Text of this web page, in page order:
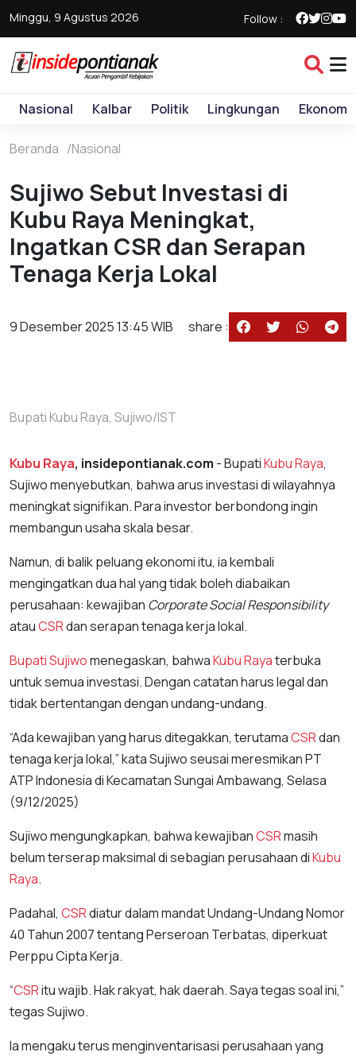
Minggu, 9 Agustus 2026 Follow :
Nasional Kalbar Politik Lingkungan Ekonomi
Beranda Nasional
Sujiwo Sebut Investasi di
Kubu Raya Meningkat,
Ingatkan CSR dan Serapan
Tenaga Kerja Lokal
9 Desember 2025 13:45 WIB share :
Bupati Kubu Raya, Sujiwo/IST
Kubu Raya, insidepontianak.com - BupatiKubu Raya,
Sujiwo menyebutkan, bahwa arus investasi di wilayahnya
meningkat signifikan. Para investor berbondong ingin
membangun usaha skala besar.
Namun, di balik peluang ekonomi itu, ia kembali
mengingatkan dua hal yang tidak boleh diabaikan
perusahaan: kewajiban Corporate Social Responsibility
atauCSRdan serapan tenaga kerja lokal.
Bupati Sujiwomenegaskan, bahwaKubu Rayaterbuka
untuk semua investasi. Dengan catatan harus legal dan
tidak bertentangan dengan undang-undang.
“Ada kewajiban yang harus ditegakkan, terutamaCSRdan
tenaga kerja lokal,” kata Sujiwo seusai meresmikan PT
ATP Indonesia di Kecamatan Sungai Ambawang, Selasa
(9/12/2025)
Sujiwo mengungkapkan, bahwa kewajibanCSRmasih
belum terserap maksimal di sebagian perusahaan diKubu
Raya.
Padahal, CSRdiatur dalam mandat Undang-Undang Nomor
40 Tahun 2007 tentang Perseroan Terbatas, diperkuat
Perppu Cipta Kerja.
“CSRitu wajib. Hak rakyat, hak daerah. Saya tegas soal ini,”
tegas Sujiwo.
Ia mengaku terus menginventarisasi perusahaan yang